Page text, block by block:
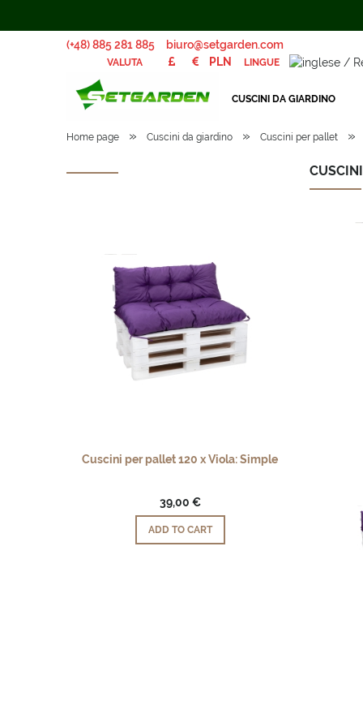
(+48) 885 281 885 biuro@setgarden.com
LINGUE
VALUTA
CUSCINI DA GIARDINO
Home page » Cuscini da giardino » Cuscini per pallet »
Cuscini per pallet 120 x Viola: Simple
39,00 €
ADD TO CART